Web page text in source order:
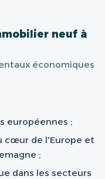
neuf à
économiques
européennes ;
cœur de l'Europe et
;
dans les secteurs